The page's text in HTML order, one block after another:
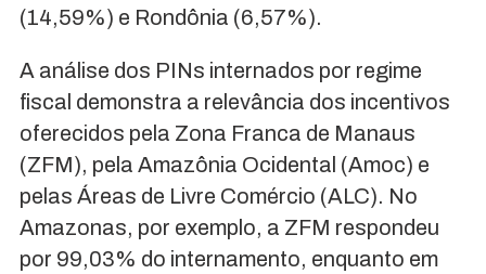
(14,59%) e Rondônia (6,57%).
A análise dos PINs internados por regime
fiscal demonstra a relevância dos incentivos
oferecidos pela Zona Franca de Manaus
(ZFM), pela Amazônia Ocidental (Amoc) e
pelas Áreas de Livre Comércio (ALC). No
Amazonas, por exemplo, a ZFM respondeu
por 99,03% do internamento, enquanto em